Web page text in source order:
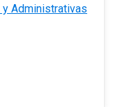
y Administrativas